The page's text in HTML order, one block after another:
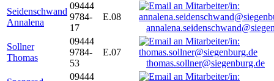
Seidenschwand
Annalena
09444
9784-
17
E.08
Sollner
Thomas
09444
9784-
53
E.07
thomas.sollner@siegenburg.de
09444